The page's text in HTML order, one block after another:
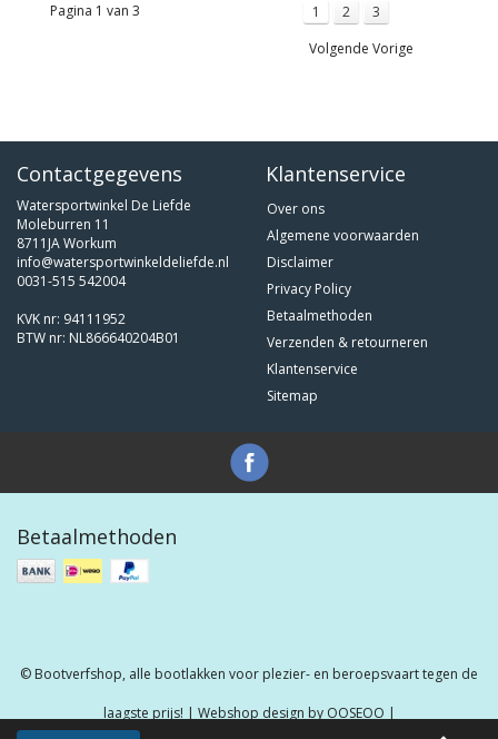
Pagina 1 van 3 1 2
3
Volgende Vorige
Contactgegevens
Watersportwinkel De Liefde
Moleburren 11
8711JA Workum
info@watersportwinkeldeliefde.nl
0031-515 542004
KVK nr: 94111952
BTW nr: NL866640204B01
Klantenservice
Over ons
Algemene voorwaarden
Disclaimer
Privacy Policy
Betaalmethoden
Verzenden & retourneren
Klantenservice
Sitemap
Betaalmethoden
© Bootverfshop, alle bootlakken voor plezier- en beroepsvaart tegen de
laagste prijs! | Webshop design by OOSEOO |